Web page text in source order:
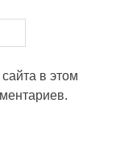
в этом